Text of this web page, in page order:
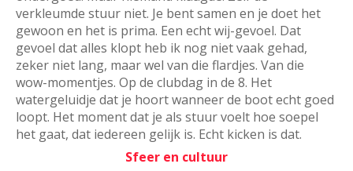
verkleumde stuur niet. Je bent samen en je doet het
gewoon en het is prima. Een echt wij-gevoel. Dat
gevoel dat alles klopt heb ik nog niet vaak gehad,
zeker niet lang, maar wel van die flardjes. Van die
wow-momentjes. Op de clubdag in de 8. Het
watergeluidje dat je hoort wanneer de boot echt goed
loopt. Het moment dat je als stuur voelt hoe soepel
het gaat, dat iedereen gelijk is. Echt kicken is dat.
Sfeer en cultuur